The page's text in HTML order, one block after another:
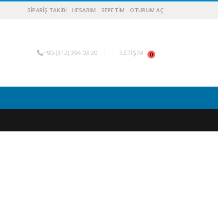
SIPARIŞ TAKIBI HESABIM SEPETIM OTURUM AÇ
+90-(312) 394 03 20 | İLETİŞİM 0